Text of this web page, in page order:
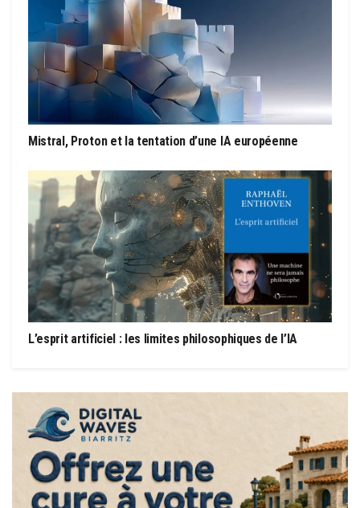
Mistral, Proton et la tentation d’une IA européenne
L’esprit artificiel : les limites philosophiques de l’IA